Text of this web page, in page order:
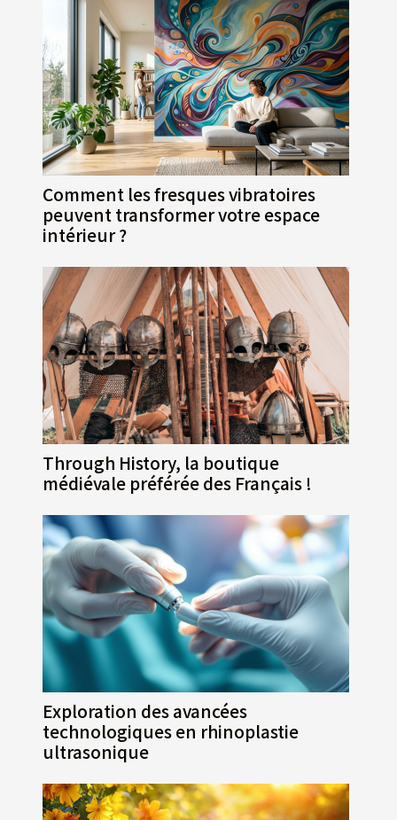
Comment les fresques vibratoires
peuvent transformer votre espace
intérieur ?
Through History, la boutique
médiévale préférée des Français !
Exploration des avancées
technologiques en rhinoplastie
ultrasonique